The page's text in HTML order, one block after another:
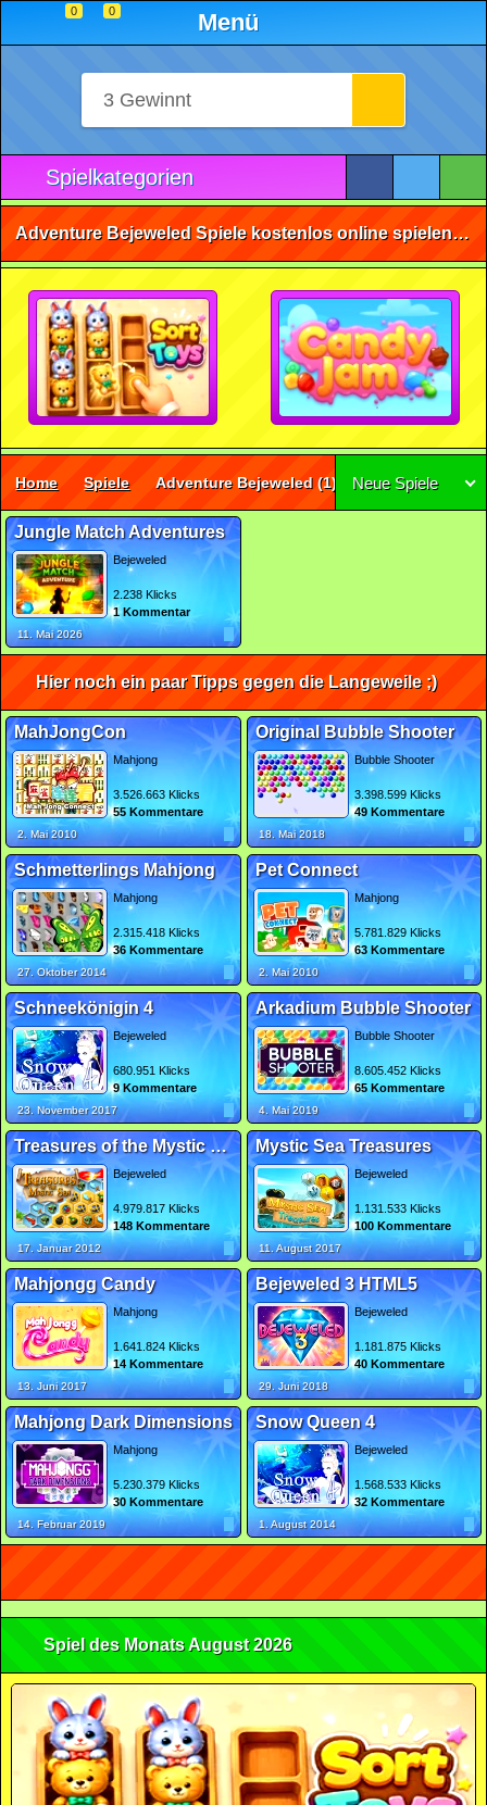
0 0 Menü
Spielkategorien
Adventure Bejeweled Spiele kostenlos online spielen • ohne Anmeldung 🕹️
Home Spiele Adventure Bejeweled (1) Neue Spiele
Jungle Match Adventures
Bejeweled
2.238 Klicks
1 Kommentar
11. Mai 2026
Hier noch ein paar Tipps gegen die Langeweile ;)
MahJongCon
Mahjong
3.526.663 Klicks
55 Kommentare
2. Mai 2010
Original Bubble Shooter
Bubble Shooter
3.398.599 Klicks
49 Kommentare
18. Mai 2018
Schmetterlings Mahjong
Mahjong
2.315.418 Klicks
36 Kommentare
27. Oktober 2014
Pet Connect
Mahjong
5.781.829 Klicks
63 Kommentare
2. Mai 2010
Schneekönigin 4
Bejeweled
680.951 Klicks
9 Kommentare
23. November 2017
Arkadium Bubble Shooter
Bubble Shooter
8.605.452 Klicks
65 Kommentare
4. Mai 2019
Treasures of the Mystic Sea
Bejeweled
4.979.817 Klicks
148 Kommentare
17. Januar 2012
Mystic Sea Treasures
Bejeweled
1.131.533 Klicks
100 Kommentare
11. August 2017
Mahjongg Candy
Mahjong
1.641.824 Klicks
14 Kommentare
13. Juni 2017
Bejeweled 3 HTML5
Bejeweled
1.181.875 Klicks
40 Kommentare
29. Juni 2018
Mahjong Dark Dimensions
Mahjong
5.230.379 Klicks
30 Kommentare
14. Februar 2019
Snow Queen 4
Bejeweled
1.568.533 Klicks
32 Kommentare
1. August 2014
Spiel des Monats August 2026